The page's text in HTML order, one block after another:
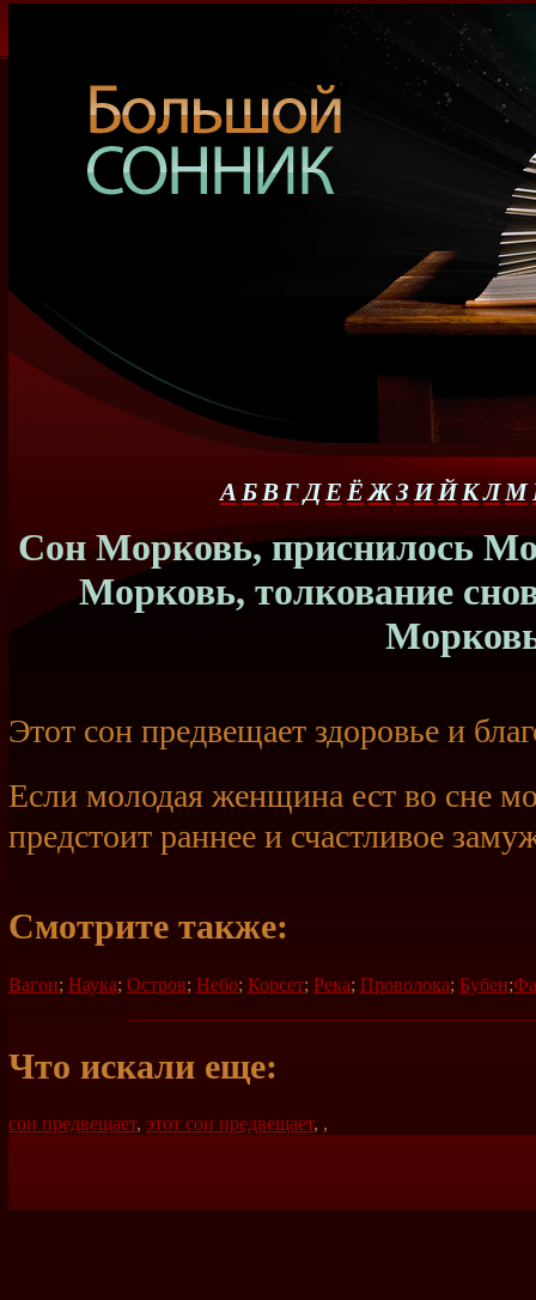
А БВГДЕ Ё ЖЗ ИЙКЛМ
Сон Морковь, приснилось
Морковь, толкование
Этот сон предвещает здоровье и
Если молодая женщина ест во сне
предстоит раннее и счастливое
Смотрите также:
Вагон; Наука; Остров; Небо; Корсет; Река; Проволока; Бубен;
Что искали еще:
сон предвещает, этот сон предвещает, ,